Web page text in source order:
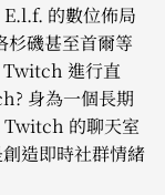
的數位佈局
杉磯甚至首爾等
Twitch 進行直
身為一個長期
Twitch 的聊天室
造即時社群情緒